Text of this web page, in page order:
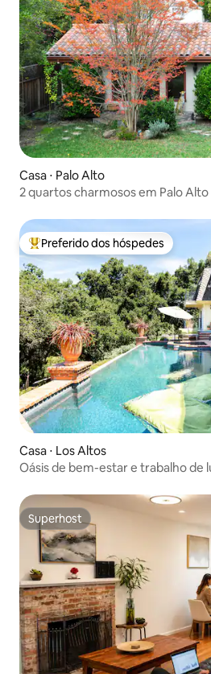
Casa ⋅ Palo Alto
2 quartos charmosos em Palo Alto
Entre os melhores preferidos dos
Preferido dos hóspedes
Casa ⋅ Los Altos
Oásis de bem-estar e trabalho de
Superhost
Superhost